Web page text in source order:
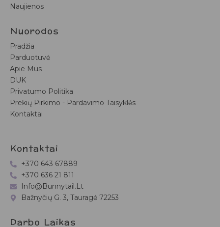
Naujienos
Nuorodos
Pradžia
Parduotuvė
Apie Mus
DUK
Privatumo Politika
Prekių Pirkimo - Pardavimo Taisyklės
Kontaktai
Kontaktai
+370 643 67889
+370 636 21 811
Info@bunnytail.lt
Bažnyčių G. 3, Tauragė 72253
Darbo Laikas